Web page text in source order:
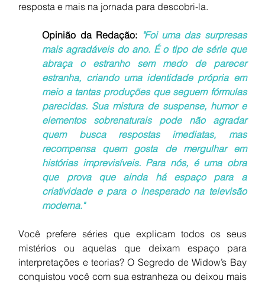
resposta e mais na jornada para descobri-la.
Opinião da Redação: "Foi uma das surpresas
mais agradáveis do ano. É o tipo de série que
abraça o estranho sem medo de parecer
estranha, criando uma identidade própria em
meio a tantas produções que seguem fórmulas
parecidas. Sua mistura de suspense, humor e
elementos sobrenaturais pode não agradar
quem busca respostas imediatas, mas
recompensa quem gosta de mergulhar em
histórias imprevisíveis. Para nós, é uma obra
que prova que ainda há espaço para a
criatividade e para o inesperado na televisão
moderna."
Você prefere séries que explicam todos os seus
mistérios ou aquelas que deixam espaço para
interpretações e teorias? O Segredo de Widow’s Bay
conquistou você com sua estranheza ou deixou mais